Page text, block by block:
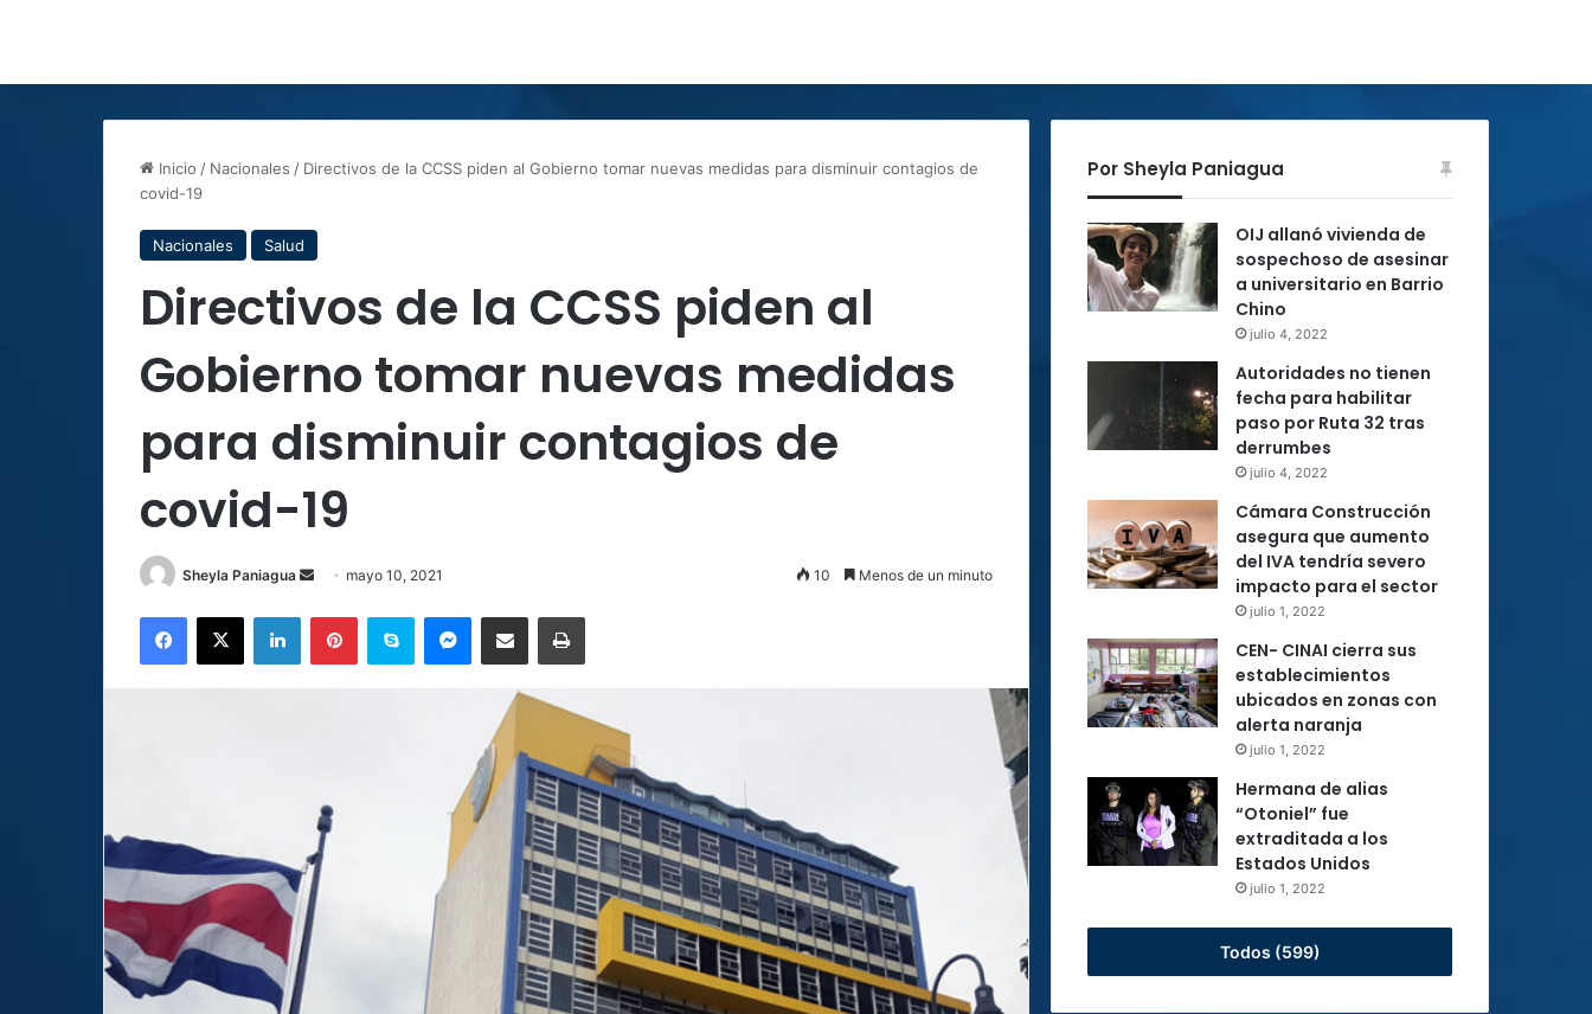
Inicio / Nacionales / Directivos de la CCSS piden al Gobierno tomar nuevas medidas para disminuir contagios de
covid-19
Nacionales Salud
Directivos de la CCSS piden al
Gobierno tomar nuevas medidas
para disminuir contagios de
covid-19
Sheyla Paniagua
Send
email
mayo 10, 2021 10 Menos de un minuto
Facebook
X LinkedInPinterestSkype MessengerCompartir por correo electrónicoImprimir
Por Sheyla Paniagua
OIJ allanó vivienda de
sospechoso de asesinar
a universitario en Barrio
Chino
julio 4, 2022
Autoridades no tienen
fecha para habilitar
paso por Ruta 32 tras
derrumbes
julio 4, 2022
Cámara Construcción
asegura que aumento
del IVA tendría severo
impacto para el sector
julio 1, 2022
CEN- CINAI cierra sus
establecimientos
ubicados en zonas con
alerta naranja
julio 1, 2022
Hermana de alias
“Otoniel” fue
extraditada a los
Estados Unidos
julio 1, 2022
Todos (599)